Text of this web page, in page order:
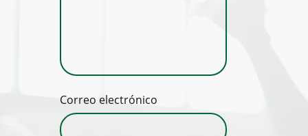
Correo electrónico